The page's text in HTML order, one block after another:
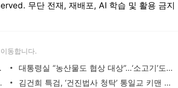
무단 전재, 재배포, AI 학습 및 활용 금지
동합니다.
원 이송
대통령실 “농산물도 협상 대상”…‘소고기’도 테이블에 올리나
실체 확인
김건희 특검, ‘건진법사 청탁’ 통일교 키맨 구속영장 청구